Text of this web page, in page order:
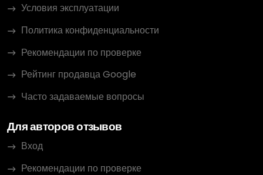
Условия эксплуатации
Политика конфиденциальности
Рекомендации по проверке
Рейтинг продавца Google
Часто задаваемые вопросы
Для авторов отзывов
Вход
Рекомендации по проверке